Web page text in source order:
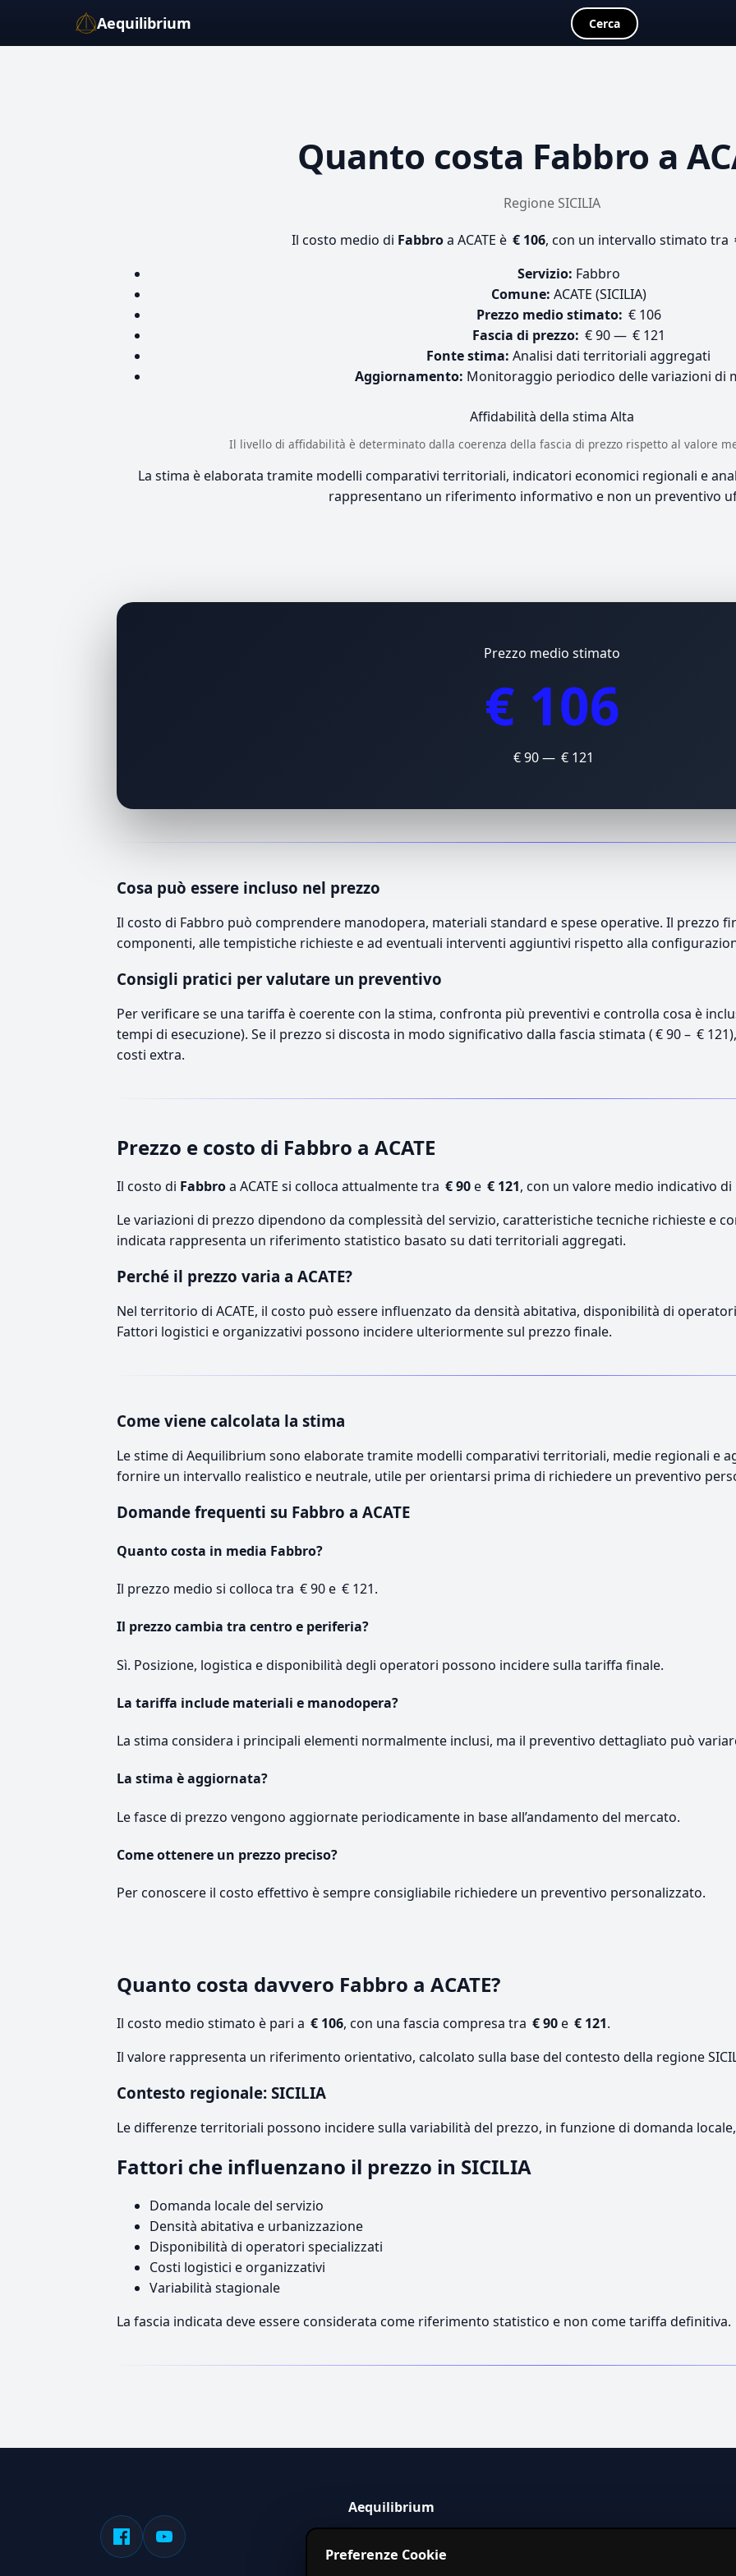
Aequilibrium Cerca
Quanto costa Fabbro a
Regione SICILIA
Il costo medio di Fabbroa ACATE è € 106, con un intervallo stimato tra
Servizio: Fabbro
Comune: ACATE (SICILIA)
Prezzo medio stimato: € 106
Fascia di prezzo: € 90 — € 121
Fonte stima: Analisi dati territoriali aggregati
Aggiornamento: Monitoraggio periodico delle variazioni di
Affidabilità della stima Alta
Il livello di affidabilità è determinato dalla coerenza della fascia di prezzo rispetto al valore
La stima è elaborata tramite modelli comparativi territoriali, indicatori economici regionali e
rappresentano un riferimento informativo e non un preventivo
Prezzo medio stimato
€ 106
€ 90 — € 121
Cosa può essere incluso nel prezzo
Il costo di Fabbro può comprendere manodopera, materiali standard e spese operative. Il prezzo
componenti, alle tempistiche richieste e ad eventuali interventi aggiuntivi rispetto alla
Consigli pratici per valutare un preventivo
Per verificare se una tariffa è coerente con la stima, confronta più preventivi e controlla cosa è
tempi di esecuzione). Se il prezzo si discosta in modo significativo dalla fascia stimata ( € 90 – €
costi extra.
Prezzo e costo di Fabbro a ACATE
Il costo di Fabbroa ACATE si colloca attualmente tra € 90e € 121, con un valore medio indicativo di
Le variazioni di prezzo dipendono da complessità del servizio, caratteristiche tecniche richieste e
indicata rappresenta un riferimento statistico basato su dati territoriali aggregati.
Perché il prezzo varia a ACATE?
Nel territorio di ACATE, il costo può essere influenzato da densità abitativa, disponibilità di
Fattori logistici e organizzativi possono incidere ulteriormente sul prezzo finale.
Come viene calcolata la stima
Le stime di Aequilibrium sono elaborate tramite modelli comparativi territoriali, medie regionali e
fornire un intervallo realistico e neutrale, utile per orientarsi prima di richiedere un preventivo
Domande frequenti su Fabbro a ACATE
Quanto costa in media Fabbro?
Il prezzo medio si colloca tra € 90 e € 121.
Il prezzo cambia tra centro e periferia?
Sì. Posizione, logistica e disponibilità degli operatori possono incidere sulla tariffa finale.
La tariffa include materiali e manodopera?
La stima considera i principali elementi normalmente inclusi, ma il preventivo dettagliato può
La stima è aggiornata?
Le fasce di prezzo vengono aggiornate periodicamente in base all’andamento del mercato.
Come ottenere un prezzo preciso?
Per conoscere il costo effettivo è sempre consigliabile richiedere un preventivo personalizzato.
Quanto costa davvero Fabbro a ACATE?
Il costo medio stimato è pari a € 106, con una fascia compresa tra € 90e € 121.
Il valore rappresenta un riferimento orientativo, calcolato sulla base del contesto della regione
Contesto regionale: SICILIA
Le differenze territoriali possono incidere sulla variabilità del prezzo, in funzione di domanda
Fattori che influenzano il prezzo in SICILIA
Domanda locale del servizio
Densità abitativa e urbanizzazione
Disponibilità di operatori specializzati
Costi logistici e organizzativi
Variabilità stagionale
La fascia indicata deve essere considerata come riferimento statistico e non come tariffa definitiva.
Aequilibrium
servizi in Italia.
Preferenze Cookie